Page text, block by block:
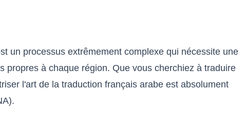
un processus extrêmement complexe qui nécessite une
à chaque région. Que vous cherchiez à traduire
l'art de la traduction français arabe est absolument